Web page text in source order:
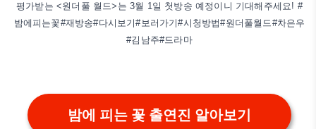
평가받는 <원더풀 월드>는 3월 1일 첫방송 예정이니 기대해주세요! ​​​​​#
밤에피는꽃#재방송#다시보기#보러가기#시청방법#원더풀월드#차은우
#김남주#드라마
밤에 피는 꽃 출연진 알아보기